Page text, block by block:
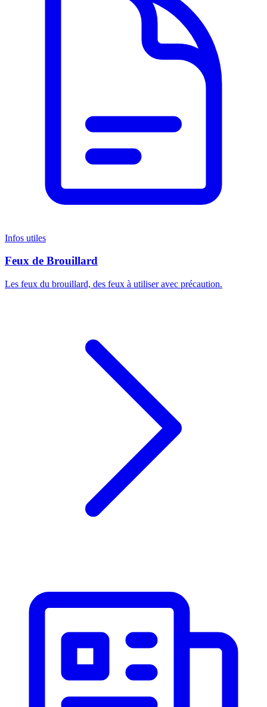
Infos utiles
Feux de Brouillard
Les feux du brouillard, des feux à utiliser avec précaution.